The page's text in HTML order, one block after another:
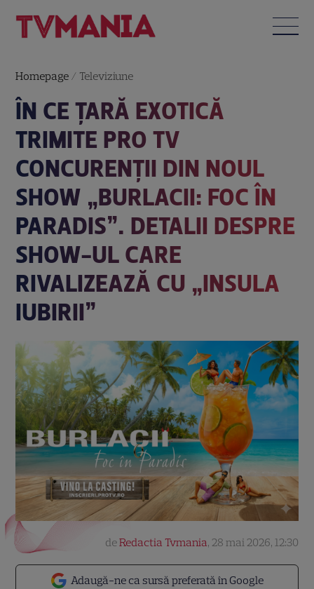
Homepage / Televiziune
ÎN CE ȚARĂ EXOTICĂ
TRIMITE PRO TV
CONCURENȚII DIN NOUL
SHOW „BURLACII: FOC ÎN
PARADIS”. DETALII DESPRE
SHOW-UL CARE
RIVALIZEAZĂ CU „INSULA
IUBIRII”
Adaugă-ne ca sursă preferată în Google
deRedactia Tvmania, 28 mai 2026, 12:30